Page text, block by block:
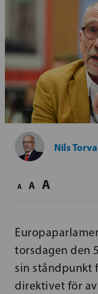
Nils
A A A
torsdagen den
sin ståndpunkt
direktivet för